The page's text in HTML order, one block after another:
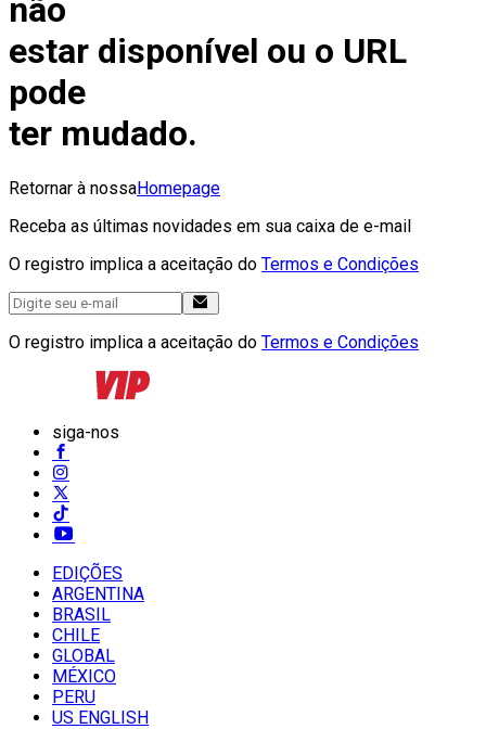
não
estar disponível ou o URL
pode
ter mudado.
Retornar à nossaHomepage
Receba as últimas novidades em sua caixa de e-mail
O registro implica a aceitação do Termos e Condições
O registro implica a aceitação do Termos e Condições
siga-nos
EDIÇÕES
ARGENTINA
BRASIL
CHILE
GLOBAL
MÉXICO
PERU
US ENGLISH